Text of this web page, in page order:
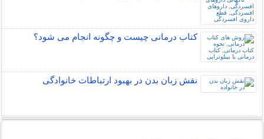
کتاب درمانی چیست و چگونه انجام می شود؟
نقش زبان بدن در بهبود ارتباطات خانوادگی